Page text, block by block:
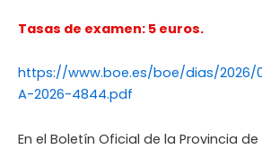
Tasas de examen: 5 euros.
https://www.boe.es/boe/dias/2026/
A-2026-4844.pdf
En el Boletín Oficial de la Provincia